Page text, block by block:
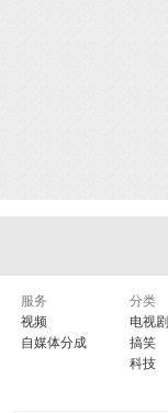
服务
视频
自媒体分成
分类
电视剧
搞笑
科技